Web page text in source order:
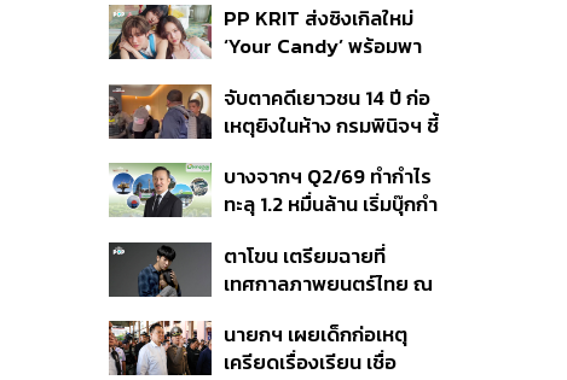
ปมค้นประวัติคดีกราดยิงที่
สหรัฐฯ
PP KRIT ส่งซิงเกิลใหม่
‘Your Candy’ พร้อมพา
สิกวิดีโอ
จับตาคดีเยาวชน 14 ปี ก่อ
เหตุยิงในห้าง กรมพินิจฯ ชี้
เนื่อง ประเมินปล่อยตัว
บางจากฯ Q2/69 ทำกำไร
ทะลุ 1.2 หมื่นล้าน เริ่มบุ๊กกำ
แรก หนุนรายได้ครึ่งปีทะลุ
3.2 แสนล้าน
ตาโขน เตรียมฉายที่
เทศกาลภาพยนตร์ไทย ณ
นายกฯ เผยเด็กก่อเหตุ
เครียดเรื่องเรียน เชื่อ